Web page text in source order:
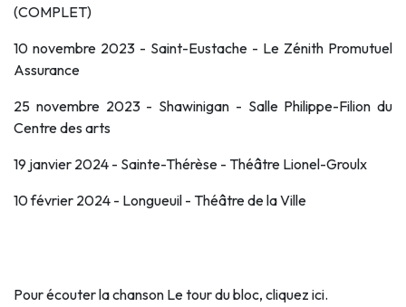
(COMPLET)
10 novembre 2023 - Saint-Eustache - Le Zénith Promutuel
Assurance
25 novembre 2023 - Shawinigan - Salle Philippe-Filion du
Centre des arts
19 janvier 2024 - Sainte-Thérèse - Théâtre Lionel-Groulx
10 février 2024 - Longueuil - Théâtre de la Ville
Pour écouter la chanson Le tour du bloc, cliquez ici.